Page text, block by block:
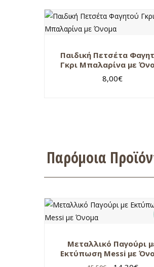
Παιδική Πετσέτα
Γκρι Μπαλαρίνα με
8,00€
Παρόμοια
Μεταλλικό Παγούρι
Εκτύπωση Messi με